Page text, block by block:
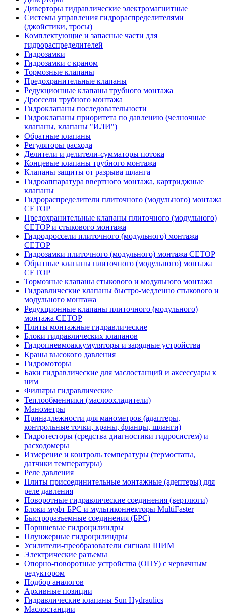
Диверторы гидравлические электромагнитные
Системы управления гидрораспределителями
(джойстики, тросы)
Комплектующие и запасные части для
гидрораспределителей
Гидрозамки
Гидрозамки с краном
Тормозные клапаны
Предохранительные клапаны
Редукционные клапаны трубного монтажа
Дроссели трубного монтажа
Гидроклапаны последовательности
Гидроклапаны приоритета по давлению (челночные
клапаны, клапаны "ИЛИ")
Обратные клапаны
Регуляторы расхода
Делители и делители-сумматоры потока
Концевые клапаны трубного монтажа
Клапаны защиты от разрыва шланга
Гидроаппаратура ввертного монтажа, картриджные
клапаны
Гидрораспределители плиточного (модульного) монтажa
CETOP
Предохранительные клапаны плиточного (модульного)
CETOP и стыкового монтажа
Гидродроссели плиточного (модульного) монтажа
CETOP
Гидрозамки плиточного (модульного) монтажа CETOP
Обратные клапаны плиточного (модульного) монтажа
CETOP
Тормозные клапаны стыкового и модульного монтажа
Гидравлические клапаны быстро-медленно стыкового и
модульного монтажа
Редукционные клапаны плиточного (модульного)
монтажа CETOP
Плиты монтажные гидравлические
Блоки гидравлических клапанов
Гидропневмоаккумуляторы и зарядные устройства
Краны высокого давления
Гидромоторы
Баки гидравлические для маслостанций и аксессуары к
ним
Фильтры гидравлические
Теплообменники (маслоохладители)
Манометры
Принадлежности для манометров (адаптеры,
контрольные точки, краны, фланцы, шланги)
Гидротесторы (средства диагностики гидросистем) и
расходомеры
Измерение и контроль температуры (термостаты,
датчики температуры)
Реле давления
Плиты присоединительные монтажные (адептеры) для
реле давления
Поворотные гидравлические соединения (вертлюги)
Блоки муфт БРС и мультиконнекторы MultiFaster
Быстроразъемные соединения (БРС)
Поршневые гидроцилиндры
Плунжерные гидроцилиндры
Усилители-преобразователи сигнала ШИМ
Электрические разъемы
Опорно-поворотные устройства (ОПУ) с червячным
редуктором
Подбор аналогов
Архивные позиции
Гидравлические клапаны Sun Hydraulics
Маслостанции